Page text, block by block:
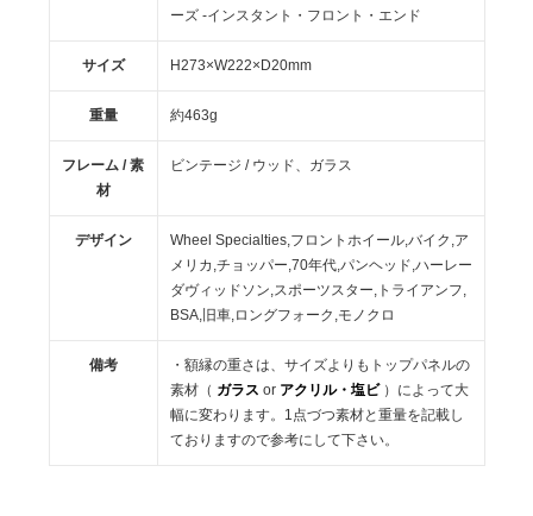
ーズ -インスタント・フロント・エンド
サイズ H273×W222×D20mm
重量 約463g
フレーム / 素
材
ビンテージ / ウッド、ガラス
デザイン
Wheel Specialties,フロントホイール,バイク,ア
メリカ,チョッパー,70年代,パンヘッド,ハーレー
ダヴィッドソン,スポーツスター,トライアンフ,
BSA,旧車,ロングフォーク,モノクロ
備考
・額縁の重さは、サイズよりもトップパネルの
素材（ ガラス or アクリル・塩ビ）によって大
幅に変わります。1点づつ素材と重量を記載し
ておりますので参考にして下さい。